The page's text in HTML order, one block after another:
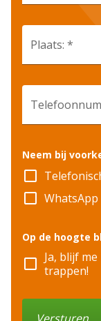
Plaats: *
Neem bij
check_box_outline_blank
check_box_outline_blank WhatsApp
Op de hoogte
check_box_outline_blank Ja, blijf
trappen!